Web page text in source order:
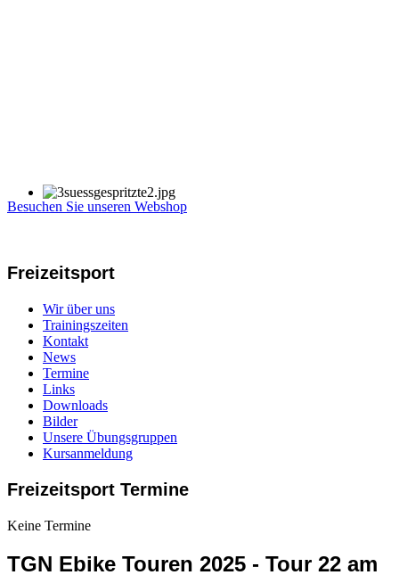
Besuchen Sie unseren Webshop
Freizeitsport
Wir über uns
Trainingszeiten
Kontakt
News
Termine
Links
Downloads
Bilder
Unsere Übungsgruppen
Kursanmeldung
Freizeitsport Termine
Keine Termine
TGN Ebike Touren 2025 - Tour 22 am